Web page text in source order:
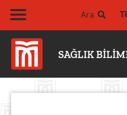
Ara
SAĞLIK